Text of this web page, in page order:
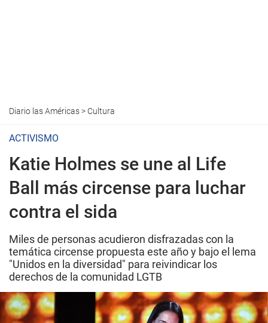
Diario las Américas> Cultura
ACTIVISMO
Katie Holmes se une al Life
Ball más circense para luchar
contra el sida
Miles de personas acudieron disfrazadas con la
temática circense propuesta este año y bajo el lema
"Unidos en la diversidad" para reivindicar los
derechos de la comunidad LGTB